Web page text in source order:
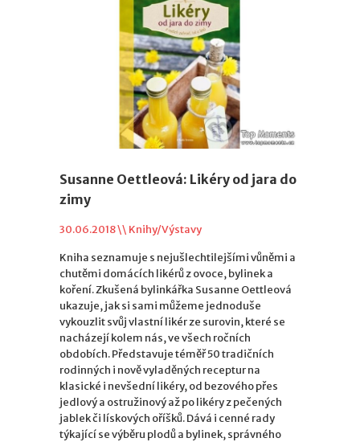
Susanne Oettleová: Likéry od jara do
zimy
30.06.2018 \\ Knihy/Výstavy
Kniha seznamuje s nejušlechtilejšími vůněmi a
chutěmi domácích likérů z ovoce, bylinek a
koření. Zkušená bylinkářka Susanne Oettleová
ukazuje, jak si sami můžeme jednoduše
vykouzlit svůj vlastní likér ze surovin, které se
nacházejí kolem nás, ve všech ročních
obdobích. Představuje téměř 50 tradičních
rodinných i nově vyladěných receptur na
klasické i nevšední likéry, od bezového přes
jedlový a ostružinový až po likéry z pečených
jablek či lískových oříšků. Dává i cenné rady
týkající se výběru plodů a bylinek, správného